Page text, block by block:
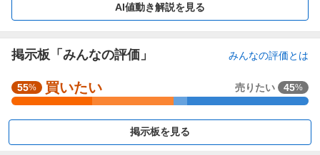
AI値動き解説を見る
掲示板「みんなの評価」 みんなの評価とは
強
く
買
55% 買いたい 売りたい 45%
掲示板を見る